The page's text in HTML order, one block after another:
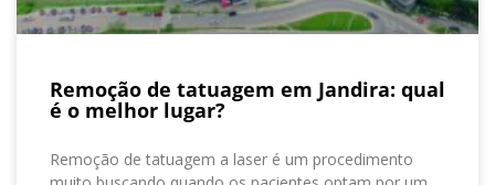
Remoção de tatuagem em Jandira: qual
é o melhor lugar?
Remoção de tatuagem a laser é um procedimento